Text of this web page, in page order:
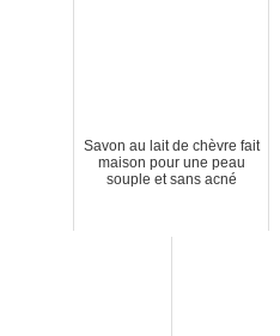
Savon au lait de chèvre fait
maison pour une peau
souple et sans acné